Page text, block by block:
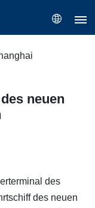
neuen
des
des neuen